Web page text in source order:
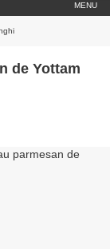
MENU
de Yottam